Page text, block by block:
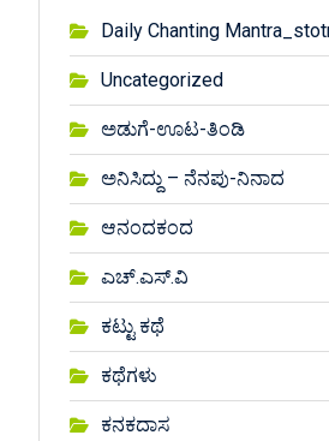
Daily Chanting
Uncategorized
ಅಡುಗೆ-ಊಟ-ತಿಂಡಿ
ಅನಿಸಿದ್ದು – ನೆನಪು-ನಿನಾದ
ಆನಂದಕಂದ
ಎಚ್.ಎಸ್.ವಿ
ಕಟ್ಟು ಕಥೆ
ಕಥೆಗಳು
ಕನಕದಾಸ